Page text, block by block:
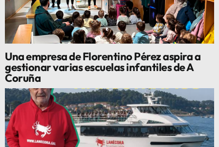
Una empresa de Florentino Pérez aspira a
gestionar varias escuelas infantiles de A
Coruña